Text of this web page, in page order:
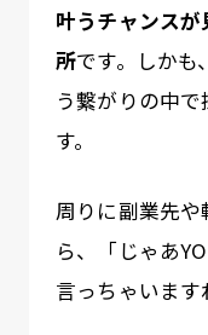
叶うチャンス
所です。しかも
う繋がりの中
す。
周りに副業先
ら、「じゃあ
言っちゃいます